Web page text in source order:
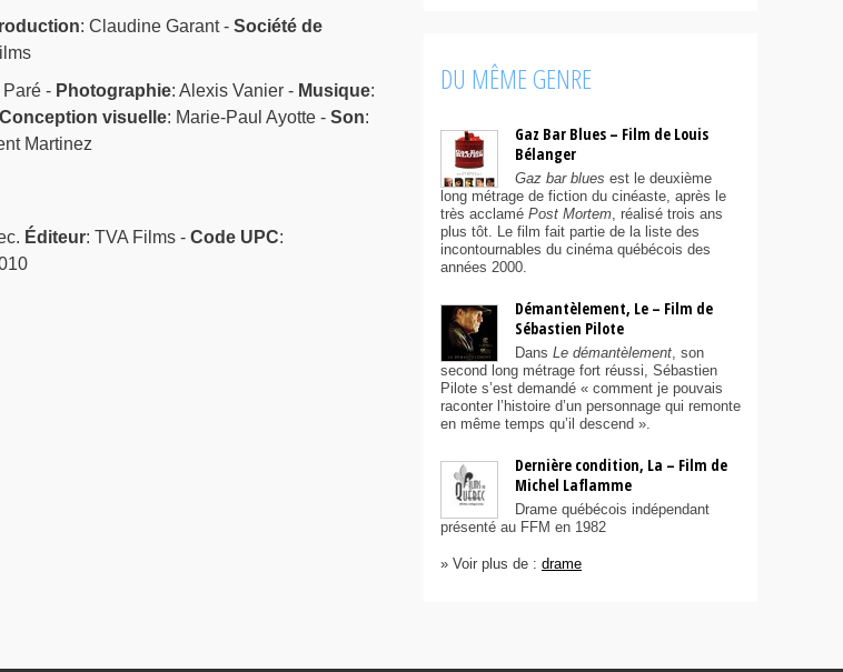
: Claudine Garant - Société de
- Photographie: Alexis Vanier - Musique:
Conception visuelle: Marie-Paul Ayotte - Son:
Martinez
Éditeur: TVA Films - Code UPC:
DU MÊME GENRE
Gaz Bar Blues – Film de Louis
Bélanger
Gaz bar blues est le deuxième
long métrage de fiction du cinéaste, après le
très acclamé Post Mortem, réalisé trois ans
plus tôt. Le film fait partie de la liste des
incontournables du cinéma québécois des
années 2000.
Démantèlement, Le – Film de
Sébastien Pilote
Dans Le démantèlement, son
second long métrage fort réussi, Sébastien
Pilote s’est demandé « comment je pouvais
raconter l’histoire d’un personnage qui remonte
en même temps qu’il descend ».
Dernière condition, La – Film de
Michel Laflamme
Drame québécois indépendant
présenté au FFM en 1982
» Voir plus de : drame